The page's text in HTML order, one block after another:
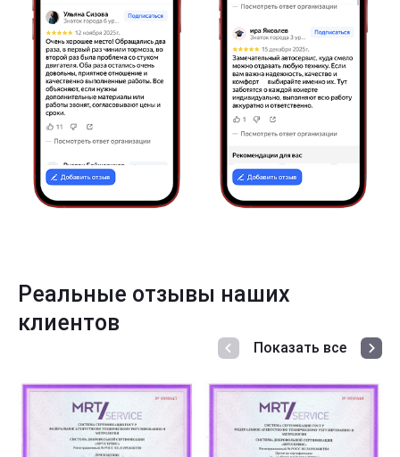
Реальные отзывы наших
клиентов
Показать все